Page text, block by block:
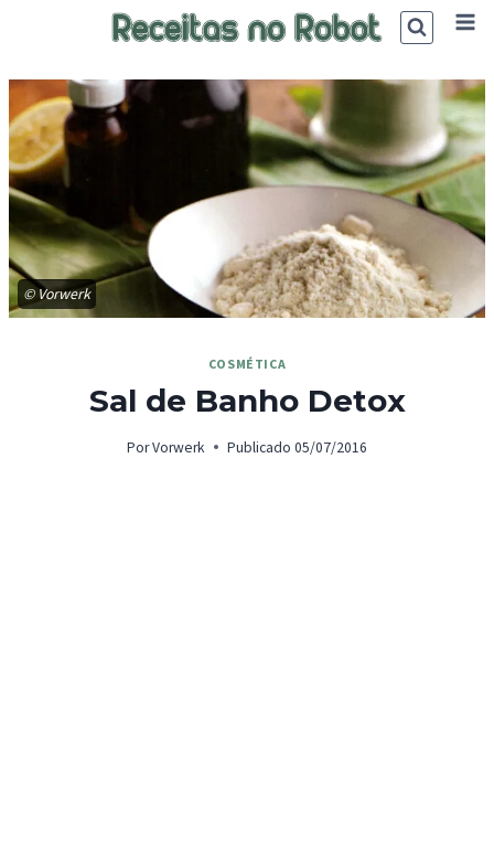
© Vorwerk
COSMÉTICA
Sal de Banho Detox
PorVorwerk Publicado 05/07/2016